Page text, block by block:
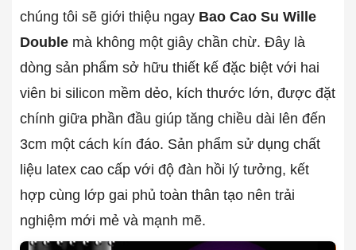
chúng tôi sẽ giới thiệu ngay Bao Cao Su Wille
Double mà không một giây chần chừ. Đây là
dòng sản phẩm sở hữu thiết kế đặc biệt với hai
viên bi silicon mềm dẻo, kích thước lớn, được đặt
chính giữa phần đầu giúp tăng chiều dài lên đến
3cm một cách kín đáo. Sản phẩm sử dụng chất
liệu latex cao cấp với độ đàn hồi lý tưởng, kết
hợp cùng lớp gai phủ toàn thân tạo nên trải
nghiệm mới mẻ và mạnh mẽ.